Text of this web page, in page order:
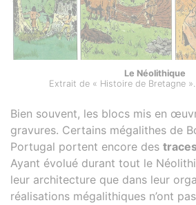
Le Néolithique
Extrait de « Histoire de Bretagne ».
Bien souvent, les blocs mis en
gravures. Certains mégalithes de
Portugal portent encore des
Ayant évolué durant tout le
leur architecture que dans leur
réalisations mégalithiques n’ont